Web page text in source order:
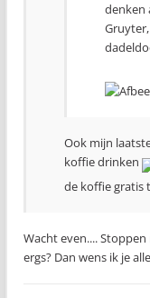
denken
Ook mijn
koffie drinken
de koffie gratis
Wacht even....
ergs? Dan wens ik je